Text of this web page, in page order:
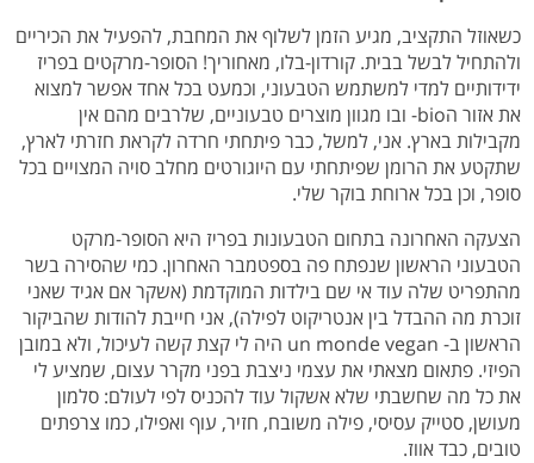
כשאוזל התקציב, מגיע הזמן לשלוף את המחבת, להפעיל את הכיריים
ולהתחיל לבשל בבית. קורדון-בלו, מאחוריך! הסופר-מרקטים בפריז
ידידותיים למדי למשתמש הטבעוני, וכמעט בכל אחד אפשר למצוא
את אזור הbio- ובו מגוון מוצרים טבעוניים, שלרבים מהם אין
מקבילות בארץ. אני, למשל, כבר פיתחתי חרדה לקראת חזרתי לארץ,
שתקטע את הרומן שפיתחתי עם היוגורטים מחלב סויה המצויים בכל
סופר, וכן בכל ארוחת בוקר שלי.
הצעקה האחרונה בתחום הטבעונות בפריז היא הסופר-מרקט
הטבעוני הראשון שנפתח פה בספטמבר האחרון. כמי שהסירה בשר
מהתפריט שלה עוד אי שם בילדות המוקדמת (אשקר אם אגיד שאני
זוכרת מה ההבדל בין אנטריקוט לפילה), אני חייבת להודות שהביקור
הראשון ב- un monde vegan היה לי קצת קשה לעיכול, ולא במובן
הפיזי. פתאום מצאתי את עצמי ניצבת בפני מקרר עצום, שמציע לי
את כל מה שחשבתי שלא אשקול עוד להכניס לפי לעולם: סלמון
מעושן, סטייק עסיסי, פילה משובח, חזיר, עוף ואפילו, כמו צרפתים
טובים, כבד אווז.